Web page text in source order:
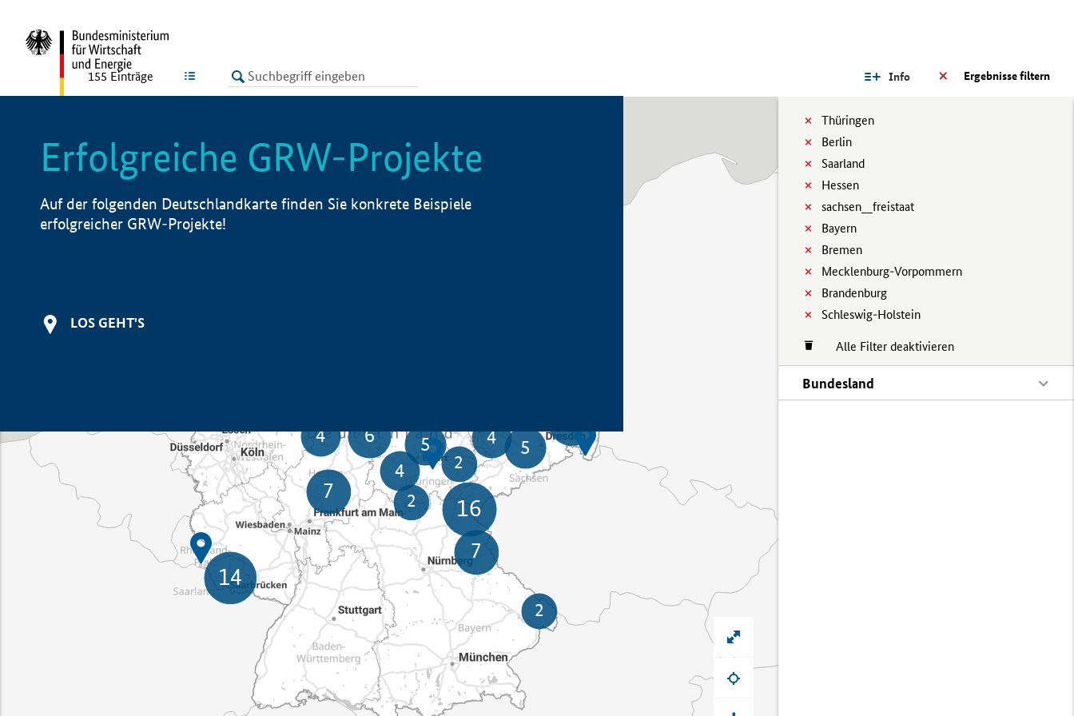
LISTE Ergebnisse filtern
Info
Thüringen
Berlin
Saarland
Hessen
sachsen__freistaat
Bayern
Bremen
Mecklenburg-Vorpommern
Brandenburg
Schleswig-Holstein
Alle Filter deaktivieren
Bundesland
155 Einträge
Erfolgreiche GRW-Projekte
Auf der folgenden Deutschlandkarte finden Sie konkrete Beispiele
erfolgreicher GRW-Projekte!
LOS GEHT'S